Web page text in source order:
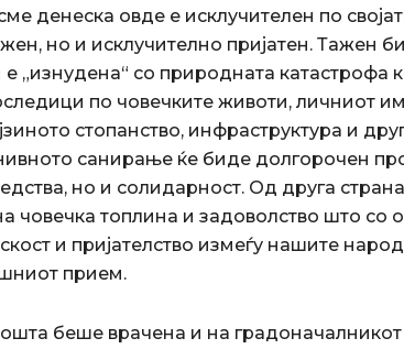
денеска овде е исклучителен по
но и исклучително пријатен. Тажен
„изнудена“ со природната катастрофа
по човечките животи, личниот
стопанство, инфраструктура и
санирање ќе биде долгорочен
но и солидарност. Од друга
човечка топлина и задоволство што со
и пријателство измеѓу нашите
прием.
беше врачена и на